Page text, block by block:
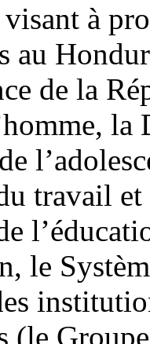
à
au
de la
la
travail et
le
(le